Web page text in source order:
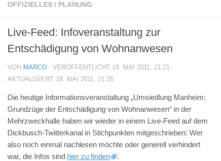
OFFIZIELLES / PLANUNG
Live-Feed: Infoveranstaltung zur
Entschädigung von Wohnanwesen
VON MARCO · VERÖFFENTLICHT 18. MAI 2011, 21:21 ·
AKTUALISIERT 18. MAI 2011, 21:25
Die heutige Informationsveranstaltung „Umsiedlung Manheim:
Grundzüge der Entschädigung von Wohnanwesen“ in der
Mehrzweckhalle haben wir wieder in einem Live-Feed auf dem
Dickbusch-Twitterkanal in Stichpunkten mitgeschrieben: Wer
also noch einmal nachlesen möchte oder generell verhindert
war, die Infos sind hier zu finden .